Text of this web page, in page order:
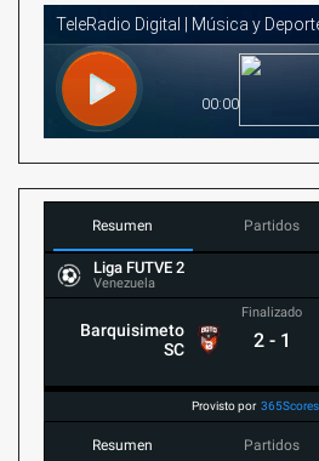
Resumen Partidos
Liga FUTVE 2
Venezuela
Barquisimeto
SC
Finalizado
2 - 1
Provisto por
Resumen Partidos